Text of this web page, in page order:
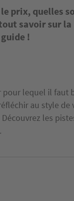
prix, quelles
savoir sur la
!
pour lequel il faut
au style
les